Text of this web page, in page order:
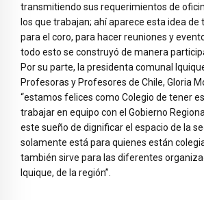
transmitiendo sus requerimientos de
los que trabajan; ahí aparece esta idea de
para el coro, para hacer reuniones y
todo esto se construyó de manera
Por su parte, la presidenta comunal
Profesoras y Profesores de Chile, Gloria
“estamos felices como Colegio de tener
trabajar en equipo con el Gobierno
este sueño de dignificar el espacio de la
solamente está para quienes están
también sirve para las diferentes
Iquique, de la región”.